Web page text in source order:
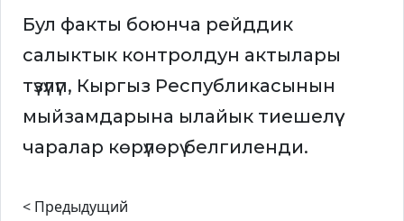
Бул факты боюнча рейддик
салыктык контролдун актылары
түзүлүп, Кыргыз Республикасынын
мыйзамдарына ылайык тиешелүү
чаралар көрүлөрү белгиленди.
< Предыдущий